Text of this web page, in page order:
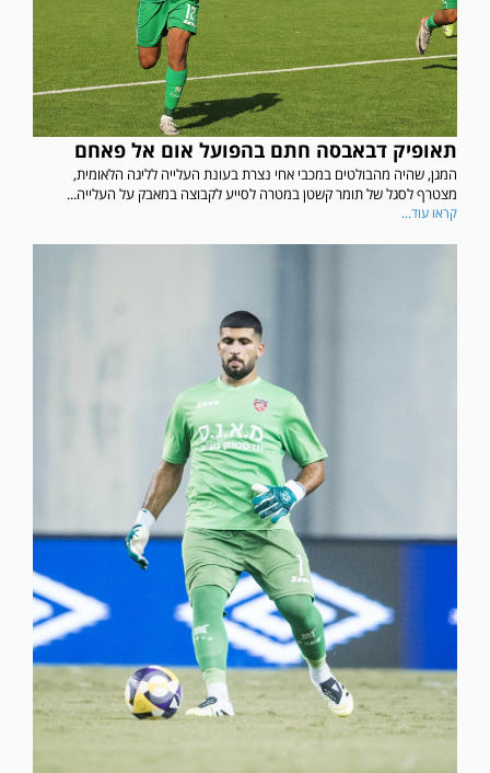
תאופיק דבאבסה חתם בהפועל אום אל פאחם
המגן, שהיה מהבולטים במכבי אחי נצרת בעונת העלייה לליגה הלאומית,
מצטרף לסגל של תומר קשטן במטרה לסייע לקבוצה במאבק על העלייה...
קראו עוד...